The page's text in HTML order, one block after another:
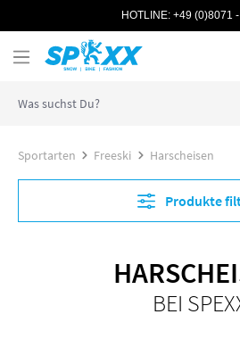
Zum Hauptinhalt springen
HOTLINE: +49 (0)8071
Sportarten Freeski Harscheisen
Produkte
BEI